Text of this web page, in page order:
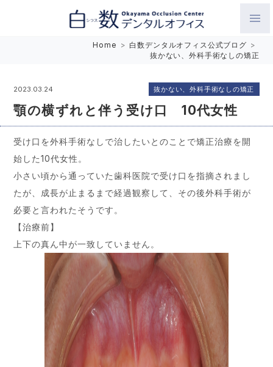
み合わせを考えたインプラントと矯正歯科
Home > 白数デンタルオフィス公式ブログ >
抜かない、外科手術なしの矯正
2023.03.24
顎の横ずれと伴う受け口 10代女性
抜かない、外科手術なしの矯正
受け口を外科手術なしで治したいとのことで矯正治療を開
始した10代女性。
小さい頃から通っていた歯科医院で受け口を指摘されまし
たが、成長が止まるまで経過観察して、その後外科手術が
必要と言われたそうです。
【治療前】
上下の真ん中が一致していません。